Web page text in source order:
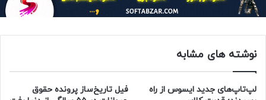
قیمت گوشی سامسونگ گلکسی A55 تأثیر می‌گذارد. بعید نیست
تراشه‌ی جدید سامسونگ از گرافیک AMD استفاده می‌کند.
گلکسی‌کلاب می‌گوید سامسونگ هیچ تغییری در دوربین گلکسی
A55 اعمال نمی‌کند. بدین ترتیب انتظار داریم این گوشی همچنان
نوشته های مشابه
لپ‌تاپ‌های جدید ایسوس از راه
فیل تاریخ‌ساز پرونده حقوق